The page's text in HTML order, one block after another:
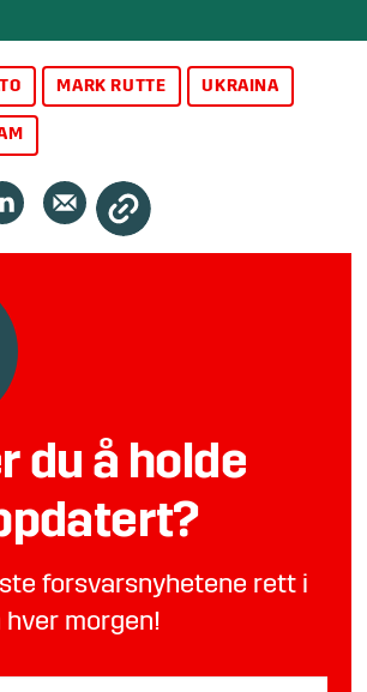
MARK RUTTE UKRAINA
du å holde
forsvarsnyhetene rett i
hver morgen!